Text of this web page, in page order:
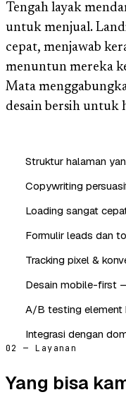
Tengah layak
untuk menjual.
cepat, menjawab
menuntun mereka
Mata
desain bersih untuk
Struktur halaman
Copywriting
Loading sangat
Formulir leads dan
Tracking pixel &
Desain mobile-first
A/B testing element
Integrasi dengan
02 — Layanan
Yang bisa